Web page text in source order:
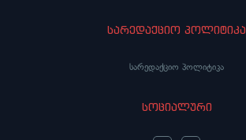
სარედაქციო პოლიტიკა
სარედაქციო პოლიტიკა
სოციალური